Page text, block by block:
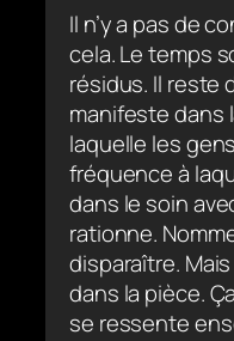
Il n’y a pas de
cela. Le temps
résidus. Il reste
manifeste dans
laquelle les
fréquence à
dans le soin
rationne.
disparaître.
dans la pièce.
se ressente